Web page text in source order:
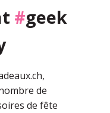
#geek
de
de fête